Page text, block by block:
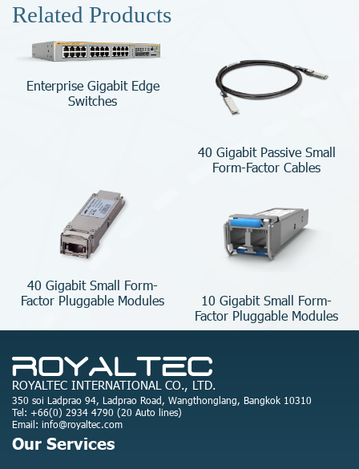
Related Products
Enterprise Gigabit Edge
Switches
40 Gigabit Passive Small
Form-Factor Cables
40 Gigabit Small Form-
Factor Pluggable Modules
10 Gigabit Small Form-
Factor Pluggable Modules
ROYALTEC INTERNATIONAL CO., LTD.
350 soi Ladprao 94, Ladprao Road, Wangthonglang, Bangkok 10310
Tel: +66(0) 2934 4790 (20 Auto lines)
Email: info@royaltec.com
Our Services